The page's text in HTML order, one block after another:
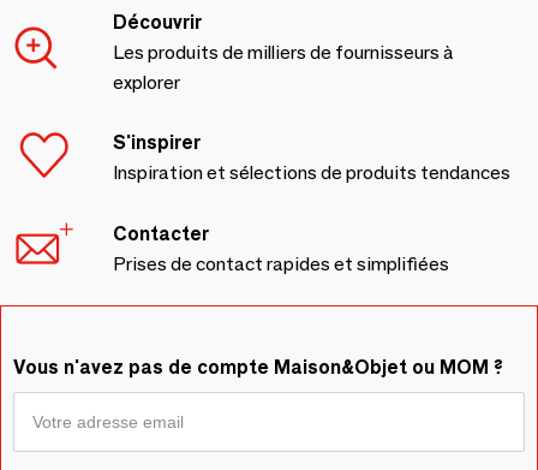
Découvrir
Les produits de milliers de fournisseurs à
explorer
S'inspirer
Inspiration et sélections de produits tendances
Contacter
Prises de contact rapides et simplifiées
Vous n'avez pas de compte Maison&Objet ou MOM ?